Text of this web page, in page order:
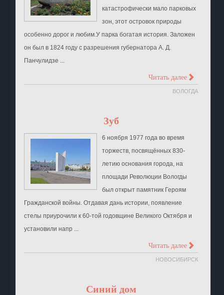
катастрофически мало парковых
зон, этот островок природы
особенно дорог и любим.У парка богатая история. Заложен
он был в 1824 году с разрешения губернатора А. Д.
Панчулидзе ...
Читать далее >
ВОЛОГДА
Зуб
6 ноября 1977 года во время
торжеств, посвящённых 830-
летию основания города, на
площади Революции Вологды
был открыт памятник Героям
Гражданской войны. Отдавая дань истории, появление
стелы приурочили к 60-той годовщине Великого Октября и
установили напр ...
Читать далее >
НОВОСИБИРСК
Синий дом